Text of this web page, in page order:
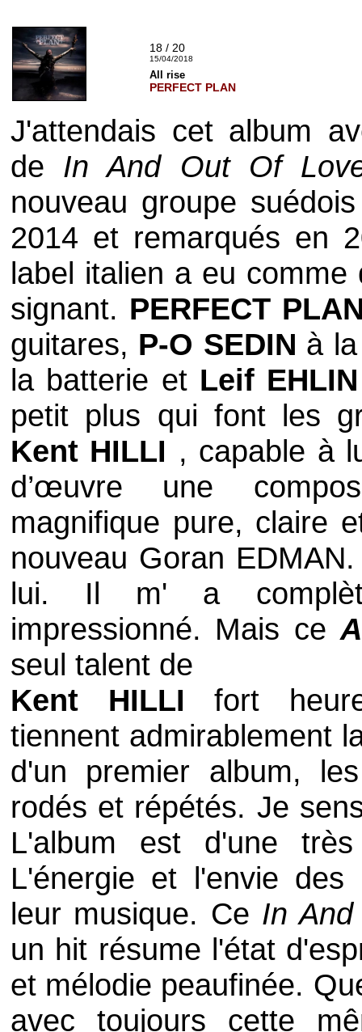
18 / 20
15/04/2018
All rise
PERFECT PLAN
J'attendais cet album
de In And Out Of
nouveau groupe
2014 et remarqués en
label italien a eu
signant. PERFECT
guitares, P-O SEDIN à
la batterie et Leif EHLIN
petit plus qui font les
Kent HILLI , capable à
d’œuvre une
magnifique pure, claire
nouveau Goran EDMAN
lui. Il m' a
impressionné. Mais ce
seul talent de
Kent HILLI fort
tiennent admirablement
d'un premier album,
rodés et répétés. Je
L'album est d'une
L'énergie et l'envie des
leur musique. Ce In
un hit résume l'état
et mélodie peaufinée.
avec toujours cette